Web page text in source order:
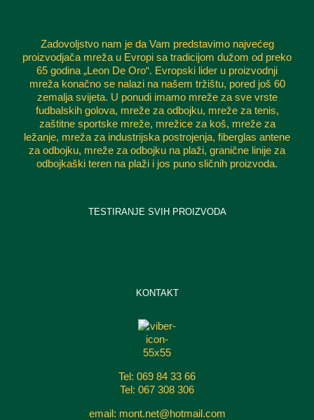
Zadovoljstvo nam je da Vam predstavimo najvećeg
proizvodjača mreža u Evropi sa tradicijom dužom od preko
65 godina „Leon De Oro“. Evropski lider u proizvodnji
mreža konačno se nalazi na našem tržištu, pored još 60
zemalja svijeta. U ponudi imamo mreže za sve vrste
fudbalskih golova, mreže za odbojku, mreže za tenis,
zaštitne sportske mreže, mrežice za koš, mreže za
ležanje, mreža za industrijska postrojenja, fiberglas antene
za odbojku, mreže za odbojku na plaži, granične linije za
odbojkaški teren na plaži i jos puno sličnih proizvoda.
TESTIRANJE SVIH PROIZVODA
KONTAKT
Tel: 069 84 33 66
Tel: 067 308 306
email: mont.net@hotmail.com